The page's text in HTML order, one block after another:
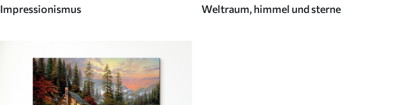
Impressionismus Weltraum, himmel und sterne